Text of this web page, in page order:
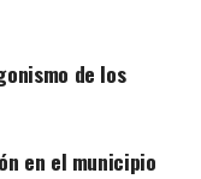
de los
en el municipio